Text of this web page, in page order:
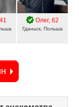
Олег, 62
Гданьск, Польша